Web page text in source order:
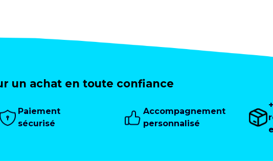
un achat en toute confiance
Paiement
sécurisé
Accompagnement
personnalisé